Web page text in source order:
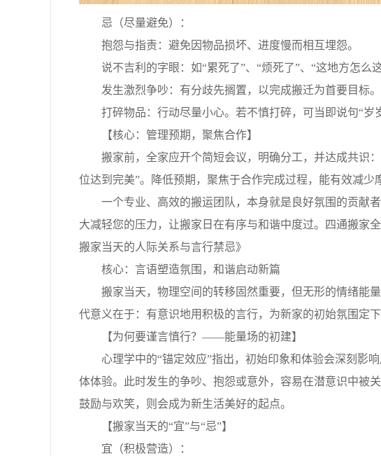
忌（尽量避免）：
抱怨与指责：避免因物品损坏、进度慢而相互埋怨。
说不吉利的字眼：如“累死了”、“烦死了”、“这地方怎么这
发生激烈争吵：有分歧先搁置，以完成搬迁为首要目标。
打碎物品：行动尽量小心。若不慎打碎，可当即说句“岁
【核心：管理预期，聚焦合作】
搬家前，全家应开个简短会议，明确分工，并达成共识：
位达到完美”。降低预期，聚焦于合作完成过程，能有效减少
一个专业、高效的搬运团队，本身就是良好氛围的贡献
大减轻您的压力，让搬家日在有序与和谐中度过。四通搬
搬家当天的人际关系与言行禁忌》
核心：言语塑造氛围，和谐启动新篇
搬家当天，物理空间的转移固然重要，但无形的情绪能量
代意义在于：有意识地用积极的言行，为新家的初始氛围定下
【为何要谨言慎行？——能量场的初建】
心理学中的“锚定效应”指出，初始印象和体验会深刻影响
体体验。此时发生的争吵、抱怨或意外，容易在潜意识中被
鼓励与欢笑，则会成为新生活美好的起点。
【搬家当天的“宜”与“忌”】
宜（积极营造）：